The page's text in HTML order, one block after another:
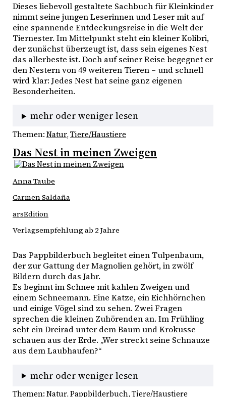
Dieses liebevoll gestaltete Sachbuch für Kleinkinder
nimmt seine jungen Leserinnen und Leser mit auf
eine spannende Entdeckungsreise in die Welt der
Tiernester. Im Mittelpunkt steht ein kleiner Kolibri,
der zunächst überzeugt ist, dass sein eigenes Nest
das allerbeste ist. Doch auf seiner Reise begegnet er
den Nestern von 49 weiteren Tieren – und schnell
wird klar: Jedes Nest hat seine ganz eigenen
Besonderheiten.
mehr oder weniger lesen
Themen: Natur, Tiere/Haustiere
Das Nest in meinen Zweigen
Anna Taube
Carmen Saldaña
arsEdition
Verlagsempfehlung ab 2 Jahre
Das Pappbilderbuch begleitet einen Tulpenbaum,
der zur Gattung der Magnolien gehört, in zwölf
Bildern durch das Jahr.
Es beginnt im Schnee mit kahlen Zweigen und
einem Schneemann. Eine Katze, ein Eichhörnchen
und einige Vögel sind zu sehen. Zwei Fragen
sprechen die kleinen Zuhörenden an. Im Frühling
seht ein Dreirad unter dem Baum und Krokusse
schauen aus der Erde. „Wer streckt seine Schnauze
aus dem Laubhaufen?“
mehr oder weniger lesen
Themen: Natur, Pappbilderbuch, Tiere/Haustiere